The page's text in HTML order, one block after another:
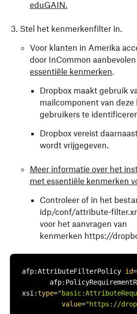
eduGAIN.
Stel het kenmerkenfilter in.
Voor klanten in Amerika
door InCommon aanbevolen
essentiële kenmerken.
Dropbox maakt gebruik
mailcomponent van deze
gebruikers te
Dropbox vereist
wordt vrijgegeven.
Meer informatie over het
met essentiële kenmerken
Controleer of in het
idp/conf/attribute-
voor het aanvragen van
kenmerken https://
afp:AttributeFilterPolicy id=
xsi:type=
value="https://